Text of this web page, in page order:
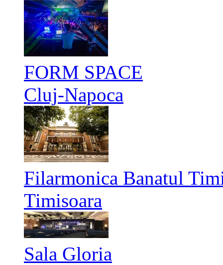
FORM SPACE
Cluj-Napoca
Filarmonica Banatul
Timisoara
Sala Gloria